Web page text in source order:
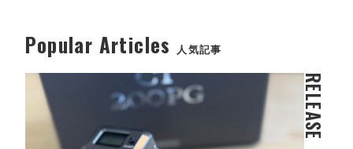
Popular Articles 人気記事
RELEASE